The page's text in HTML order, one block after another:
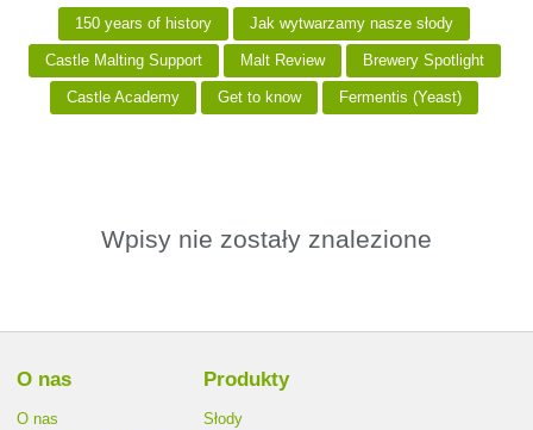
150 years of history Jak wytwarzamy nasze słody
Castle Malting Support Malt Review Brewery Spotlight
Castle Academy Get to know Fermentis (Yeast)
Wpisy nie zostały znalezione
O nas
O nas
Produkty
Słody